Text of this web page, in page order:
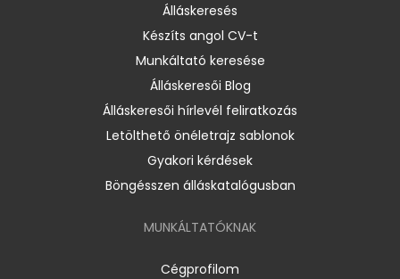
Álláskeresés
Készíts angol CV-t
Munkáltató keresése
Álláskeresői Blog
Álláskeresői hírlevél feliratkozás
Letölthető önéletrajz sablonok
Gyakori kérdések
Böngésszen álláskatalógusban
MUNKÁLTATÓKNAK
Cégprofilom